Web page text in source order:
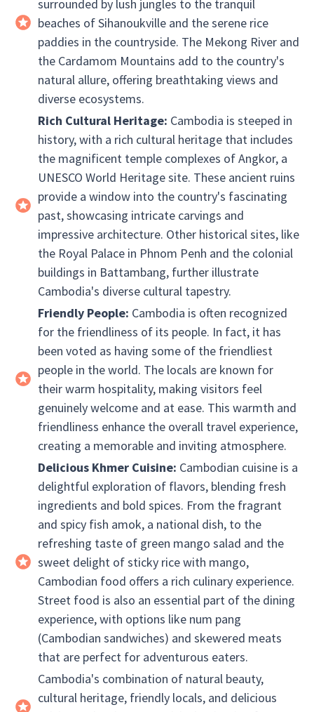
surrounded by lush jungles to the tranquil
beaches of Sihanoukville and the serene rice
paddies in the countryside. The Mekong River and
the Cardamom Mountains add to the country's
natural allure, offering breathtaking views and
diverse ecosystems.
Rich Cultural Heritage: Cambodia is steeped in
history, with a rich cultural heritage that includes
the magnificent temple complexes of Angkor, a
UNESCO World Heritage site. These ancient ruins
provide a window into the country's fascinating
past, showcasing intricate carvings and
impressive architecture. Other historical sites, like
the Royal Palace in Phnom Penh and the colonial
buildings in Battambang, further illustrate
Cambodia's diverse cultural tapestry.
Friendly People: Cambodia is often recognized
for the friendliness of its people. In fact, it has
been voted as having some of the friendliest
people in the world. The locals are known for
their warm hospitality, making visitors feel
genuinely welcome and at ease. This warmth and
friendliness enhance the overall travel experience,
creating a memorable and inviting atmosphere.
Delicious Khmer Cuisine: Cambodian cuisine is a
delightful exploration of flavors, blending fresh
ingredients and bold spices. From the fragrant
and spicy fish amok, a national dish, to the
refreshing taste of green mango salad and the
sweet delight of sticky rice with mango,
Cambodian food offers a rich culinary experience.
Street food is also an essential part of the dining
experience, with options like num pang
(Cambodian sandwiches) and skewered meats
that are perfect for adventurous eaters.
Cambodia's combination of natural beauty,
cultural heritage, friendly locals, and delicious